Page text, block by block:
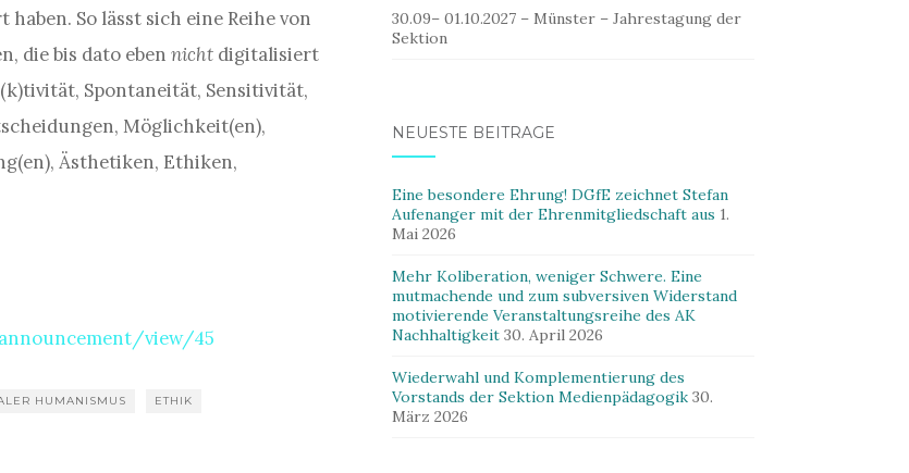
So lässt sich eine Reihe von
die bis dato eben nicht digitalisiert
Spontaneität, Sensitivität,
Möglichkeit(en),
Ästhetiken, Ethiken,
view/45
HUMANISMUS ETHIK
30.09– 01.10.2027 – Münster – Jahrestagung der
Sektion
NEUESTE BEITRÄGE
Eine besondere Ehrung! DGfE zeichnet Stefan
Aufenanger mit der Ehrenmitgliedschaft aus 1.
Mai 2026
Mehr Koliberation, weniger Schwere. Eine
mutmachende und zum subversiven Widerstand
motivierende Veranstaltungsreihe des AK
Nachhaltigkeit 30. April 2026
Wiederwahl und Komplementierung des
Vorstands der Sektion Medienpädagogik 30.
März 2026